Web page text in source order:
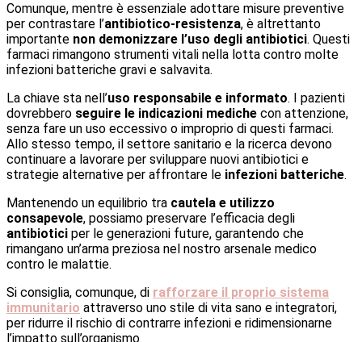
Comunque, mentre è essenziale adottare misure preventive
per contrastare l’antibiotico-resistenza, è altrettanto
importante non demonizzare l’uso degli antibiotici. Questi
farmaci rimangono strumenti vitali nella lotta contro molte
infezioni batteriche gravi e salvavita.
La chiave sta nell’uso responsabile e informato. I pazienti
dovrebbero seguire le indicazioni mediche con attenzione,
senza fare un uso eccessivo o improprio di questi farmaci.
Allo stesso tempo, il settore sanitario e la ricerca devono
continuare a lavorare per sviluppare nuovi antibiotici e
strategie alternative per affrontare le infezioni batteriche.
Mantenendo un equilibrio tra cautela e utilizzo
consapevole, possiamo preservare l’efficacia degli
antibiotici per le generazioni future, garantendo che
rimangano un’arma preziosa nel nostro arsenale medico
contro le malattie.
Si consiglia, comunque, di rafforzare il proprio sistema
immunitario attraverso uno stile di vita sano e integratori,
per ridurre il rischio di contrarre infezioni e ridimensionarne
l’impatto sull’organismo.